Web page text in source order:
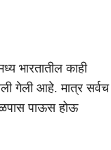
भारतातील काही
गेली आहे. मात्र सर्वच
पाऊस होऊ